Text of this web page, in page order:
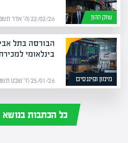
שוק ההון 22/02/26 (ה׳ אדר תשפ״ו) | מערכת אפיק
מימון ופיננסים
הבורסה בתל
בינלאומי
25/01/26 (ז׳ שבט תשפ״ו) | מערכת אפיק
כל הכתבות בנושא